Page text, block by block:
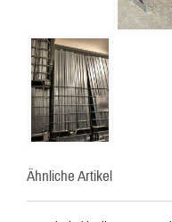
Ähnliche Artikel